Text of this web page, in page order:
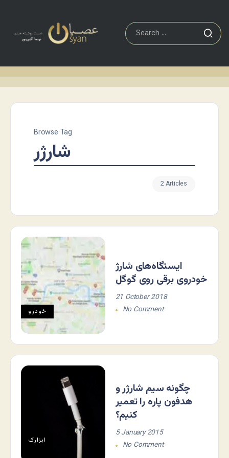
Browse Tag
شارژر
2 Articles
خودرو
ایستگاه‌های شارژ
خودروی برقی روی گوگل
21 October 2018
No Comment
ابزارک
چگونه سیم شارژر و
هدفون پاره را تعمیر
کنیم؟
5 January 2015
No Comment